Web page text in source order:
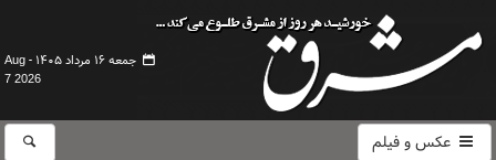
جمعه ۱۶ مرداد ۱۴۰۵ -
Aug
7 2026
عکس و فیلم